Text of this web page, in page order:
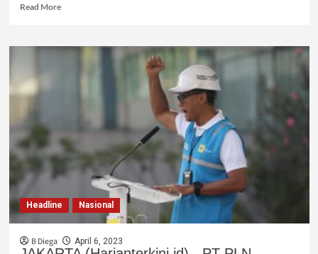
Read More
Headline Nasional
B Diega April 6, 2023